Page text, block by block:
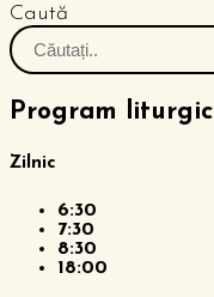
Caută
Program liturgic
Zilnic
6:30
7:30
8:30
18:00